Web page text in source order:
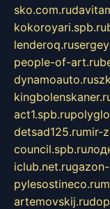
sko.com.ru
kokoroyari.spb.ru
lenderoq.ru
people-of-art.ru
dynamoauto.ru
act1.spb.ru
detsad125.rumir-
council.spb.ru
iclub.net.ru
pylesostineco.ru
artemovskij.ru